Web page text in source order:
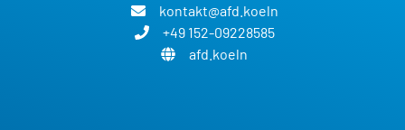
kontakt@afd.koeln
+49 152-09228585
afd.koeln